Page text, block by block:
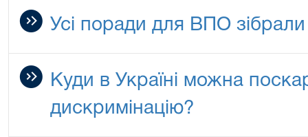
Усі поради для ВПО
Куди в Україні можна
дискримінацію?